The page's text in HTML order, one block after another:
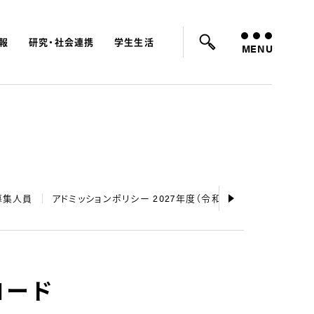
研究・社会連携 学生生活
： 入試 学費 オープンキャンパス MENU
人員 アドミッションポリシー 2027年度（令和9年度）
ド